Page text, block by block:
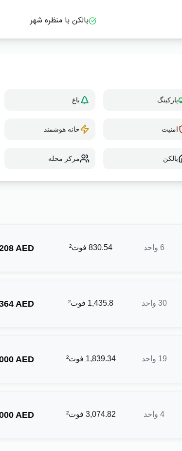
بالکن با منظره شهر
پارکینگ باغ
امنیت خانه هوشمند
بالکن مرکز محله
‎6‎ واحد ‎830.54‎ فوت² AED
‎30‎ واحد ‎1,435.8‎ فوت² AED
‎19‎ واحد ‎1,839.34‎ فوت² AED
‎4‎ واحد ‎3,074.82‎ فوت² AED